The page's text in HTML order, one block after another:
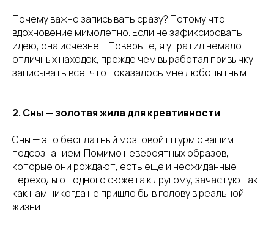
Почему важно записывать сразу? Потому что
вдохновение мимолётно. Если не зафиксировать
идею, она исчезнет. Поверьте, я утратил немало
отличных находок, прежде чем выработал привычку
записывать всё, что показалось мне любопытным.
2. Сны — золотая жила для креативности
Сны — это бесплатный мозговой штурм с вашим
подсознанием. Помимо невероятных образов,
которые они рождают, есть ещё и неожиданные
переходы от одного сюжета к другому, зачастую так,
как нам никогда не пришло бы в голову в реальной
жизни.